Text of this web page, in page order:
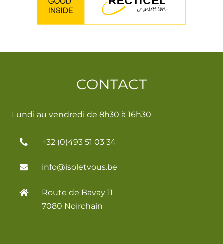
CONTACT
Lundi au vendredi de 8h30 à 16h30
+32 (0)493 51 03 34
info@isoletvous.be
Route de Bavay 11
7080 Noirchain